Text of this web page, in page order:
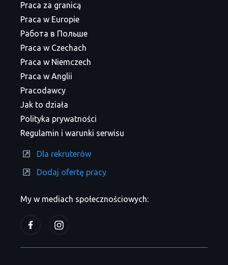
My w mediach społecznościowych:
Praca za granicą
Praca w Europie
Работа в Польше
Praca w Czechach
Praca w Niemczech
Praca w Anglii
Pracodawcy
Jak to działa
Polityka prywatności
Regulamin i warunki serwisu
Dla rekruterów
Dodaj ofertę pracy